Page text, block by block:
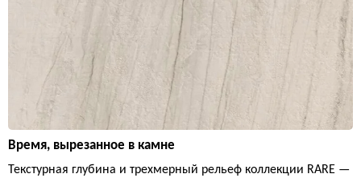
Время, вырезанное в камне
Текстурная глубина и трехмерный рельеф коллекции RARE —